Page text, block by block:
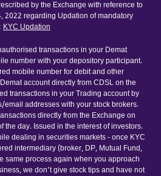
by the Exchange with reference to
2022 regarding Updation of mandatory
KYC Updation
transactions in your Demat
number with your depository participant.
mobile number for debit and other
account directly from CDSL on the
transactions in your Trading account by
addresses with your stock brokers.
directly from the Exchange on
the day. Issued in the interest of investors.
dealing in securities markets - once KYC
intermediary (broker, DP, Mutual Fund,
same process again when you approach
we don’t give stock tips and have not